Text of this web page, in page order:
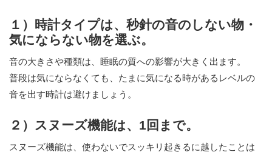
１）時計タイプは、秒針の音のしない物・
気にならない物を選ぶ。
音の大きさや種類は、睡眠の質への影響が大きく出ます。
普段は気にならなくても、たまに気になる時があるレベルの
音を出す時計は避けましょう。
２）スヌーズ機能は、1回まで。
スヌーズ機能は、使わないでスッキリ起きるに越したことは